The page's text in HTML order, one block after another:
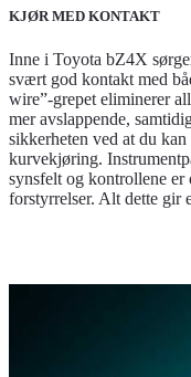
KJØR MED KONTAKT
Inne i Toyota bZ4X
svært god kontakt med
wire”-grepet eliminerer
mer avslappende,
sikkerheten ved at du
kurvekjøring.
synsfelt og kontrollene er
forstyrrelser. Alt dette gir